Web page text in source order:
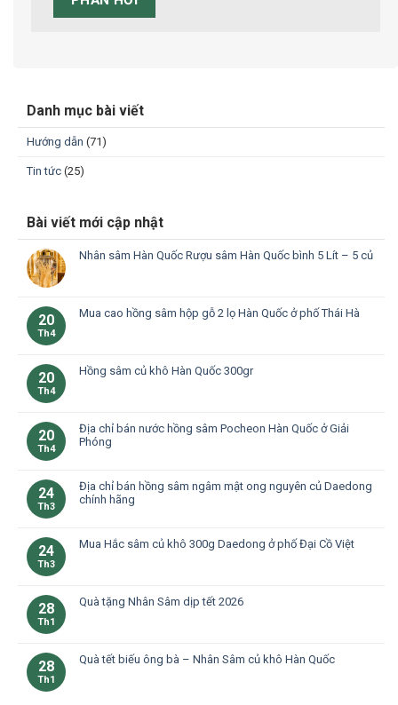
Danh mục bài viết
Hướng dẫn (71)
Tin tức (25)
Bài viết mới cập nhật
Nhân sâm Hàn Quốc Rượu sâm Hàn Quốc bình 5 Lít – 5 củ
20
Th4
Mua cao hồng sâm hộp gỗ 2 lọ Hàn Quốc ở phố Thái Hà
20
Th4
Hồng sâm củ khô Hàn Quốc 300gr
20
Th4
Địa chỉ bán nước hồng sâm Pocheon Hàn Quốc ở Giải
Phóng
24
Th3
Địa chỉ bán hồng sâm ngâm mật ong nguyên củ Daedong
chính hãng
24
Th3
Mua Hắc sâm củ khô 300g Daedong ở phố Đại Cồ Việt
28
Th1
Quà tặng Nhân Sâm dịp tết 2026
28
Th1
Quà tết biếu ông bà – Nhân Sâm củ khô Hàn Quốc